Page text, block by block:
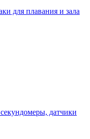
для плавания и зала
датчики